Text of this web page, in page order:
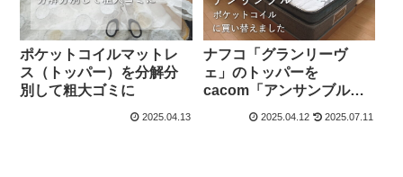
ポケットコイルマットレ
ス（トッパー）を分解分
別して粗大ゴミに
2025.04.13
ナフコ「グランリーヴ
ェ」のトッパーを
cacom「アンサンブル」
2025.04.12 2025.07.11